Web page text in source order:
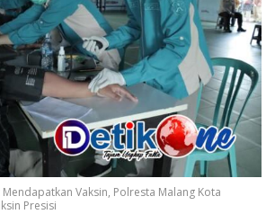
Vaksin, Polresta Malang Kota
Presisi